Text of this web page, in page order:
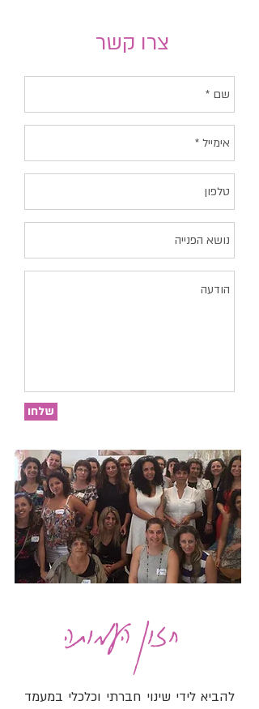
צרו קשר
שלחו
חזון העמותה
להביא לידי שינוי חברתי וכלכלי במעמד